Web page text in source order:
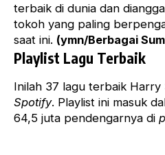
terbaik di dunia dan
tokoh yang paling
saat ini. (ymn/Berbagai
Playlist Lagu Terbaik
Inilah 37 lagu terbaik
Spotify. Playlist ini masuk
64,5 juta pendengarnya di